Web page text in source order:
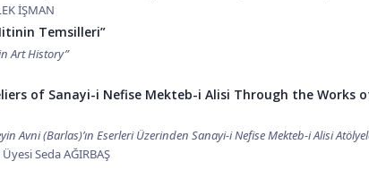
İŞMAN
Temsilleri”
Art History”
of Sanayi-i Nefise Mekteb-i Alisi Through the Works
Avni (Barlas)’ın Eserleri Üzerinden Sanayi-i Nefise Mekteb-i Alisi
Seda AĞIRBAŞ